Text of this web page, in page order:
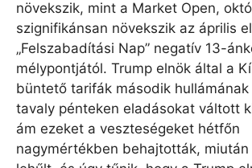
növekszik, mint a Market Open,
szignifikánsan növekszik az április
„Felszabadítási Nap” negatív 13-
mélypontjától. Trump elnök által a
büntető tarifák második
tavaly pénteken eladásokat váltott
ám ezeket a veszteségeket hétfőn
nagymértékben behajtották,